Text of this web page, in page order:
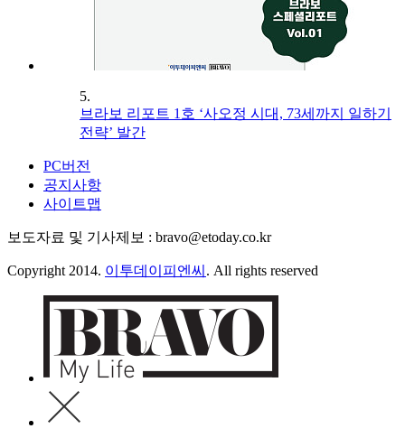
5.
브라보 리포트 1호 ‘사오정 시대, 73세까지 일하기
전략’ 발간
PC버전
공지사항
사이트맵
보도자료 및 기사제보 : bravo@etoday.co.kr
Copyright 2014. 이투데이피엔씨 . All rights reserved